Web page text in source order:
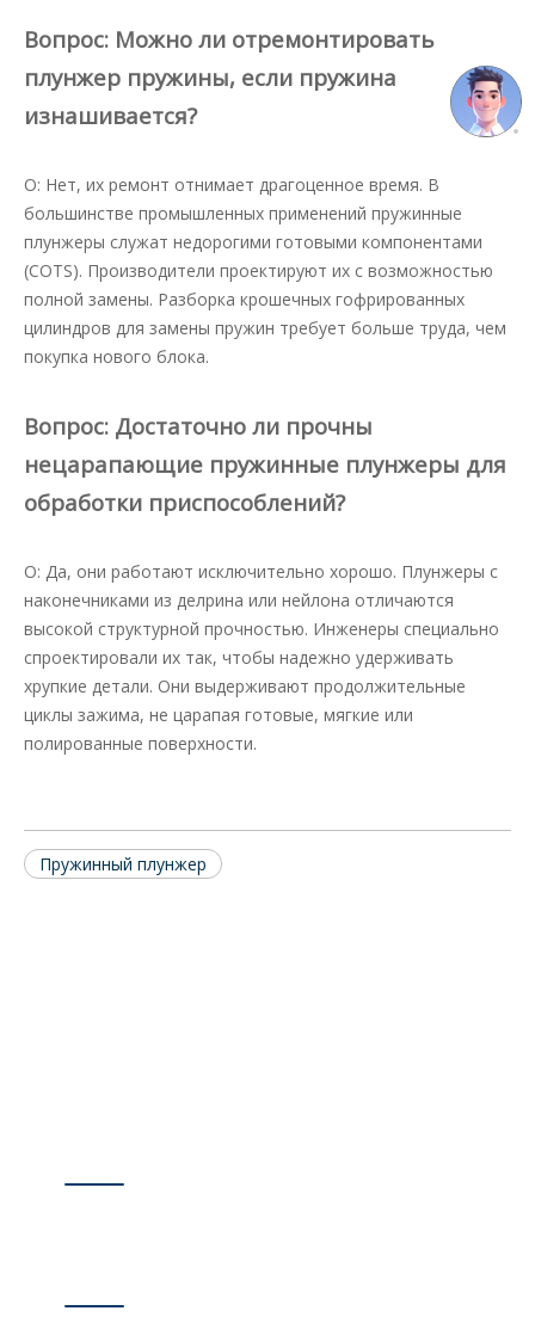
Вопрос: Можно ли отремонтировать
плунжер пружины, если пружина
изнашивается?
О: Нет, их ремонт отнимает драгоценное время. В
большинстве промышленных применений пружинные
плунжеры служат недорогими готовыми компонентами
(COTS). Производители проектируют их с возможностью
полной замены. Разборка крошечных гофрированных
цилиндров для замены пружин требует больше труда, чем
покупка нового блока.
Вопрос: Достаточно ли прочны
нецарапающие пружинные плунжеры для
обработки приспособлений?
О: Да, они работают исключительно хорошо. Плунжеры с
наконечниками из делрина или нейлона отличаются
высокой структурной прочностью. Инженеры специально
спроектировали их так, чтобы надежно удерживать
хрупкие детали. Они выдерживают продолжительные
циклы зажима, не царапая готовые, мягкие или
полированные поверхности.
Пружинный плунжер